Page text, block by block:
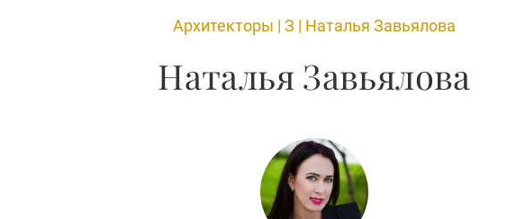
Архитекторы | З | Наталья Завьялова
Наталья Завьялова